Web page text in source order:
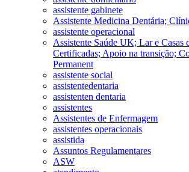
assistente gabinete
Assistente Medicina Dentária;
assistente operacional
Assistente Saúde UK; Lar e Casas
Certificadas; Apoio na transição;
Permanent
assistente social
assistentedentaria
assistenten dentaria
assistentes
Assistentes de Enfermagem
assistentes operacionais
assistida
Assuntos Regulamentares
ASW